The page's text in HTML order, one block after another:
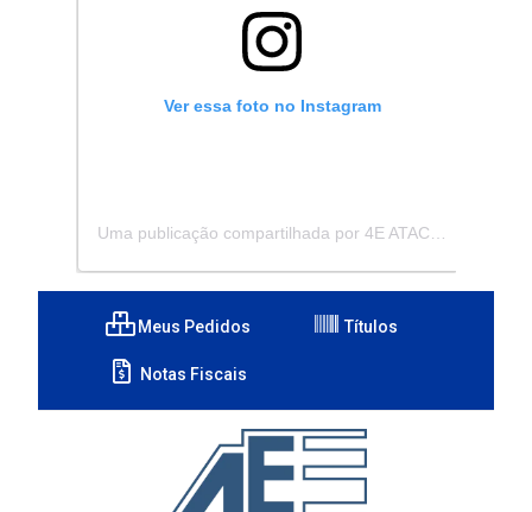
Ver essa foto no Instagram
Meus Pedidos Títulos
Notas Fiscais